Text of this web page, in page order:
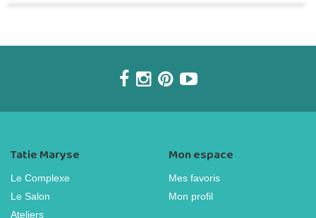
Tatie Maryse
Le Complexe
Le Salon
Ateliers
Mon espace
Mes favoris
Mon profil